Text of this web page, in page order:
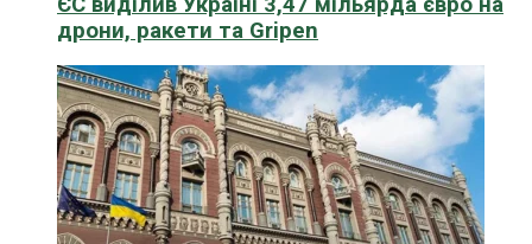
дрони, ракети та Gripen